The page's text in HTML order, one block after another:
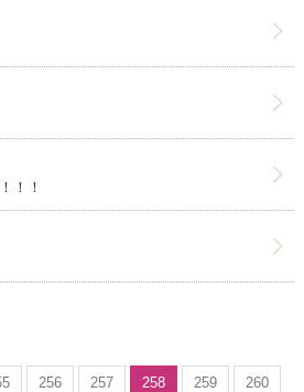
！！
256 257 258 259
260